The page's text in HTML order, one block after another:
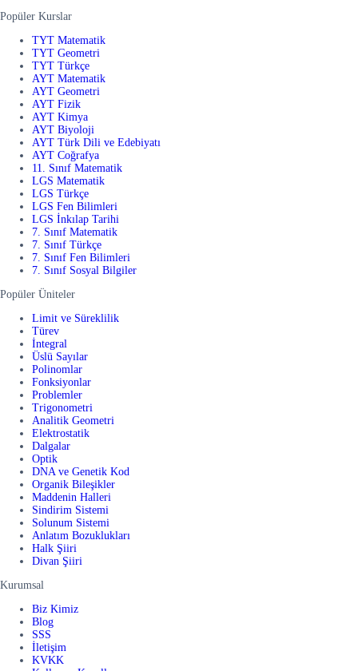
Popüler Kurslar
TYT Matematik
TYT Geometri
TYT Türkçe
AYT Matematik
AYT Geometri
AYT Fizik
AYT Kimya
AYT Biyoloji
AYT Türk Dili ve Edebiyatı
AYT Coğrafya
11. Sınıf Matematik
LGS Matematik
LGS Türkçe
LGS Fen Bilimleri
LGS İnkılap Tarihi
7. Sınıf Matematik
7. Sınıf Türkçe
7. Sınıf Fen Bilimleri
7. Sınıf Sosyal Bilgiler
Popüler Üniteler
Limit ve Süreklilik
Türev
İntegral
Üslü Sayılar
Polinomlar
Fonksiyonlar
Problemler
Trigonometri
Analitik Geometri
Elektrostatik
Dalgalar
Optik
DNA ve Genetik Kod
Organik Bileşikler
Maddenin Halleri
Sindirim Sistemi
Solunum Sistemi
Anlatım Bozuklukları
Halk Şiiri
Divan Şiiri
Kurumsal
Biz Kimiz
Blog
SSS
İletişim
KVKK